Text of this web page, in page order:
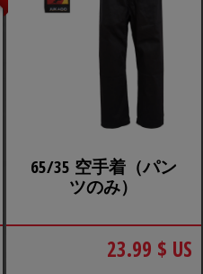
65/35 空手着（パン
ツのみ）
23.99 $ US